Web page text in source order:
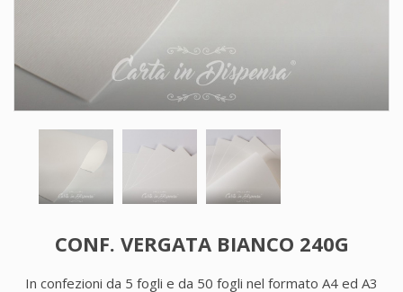
CONF. VERGATA BIANCO 240G
In confezioni da 5 fogli e da 50 fogli nel formato A4 ed A3